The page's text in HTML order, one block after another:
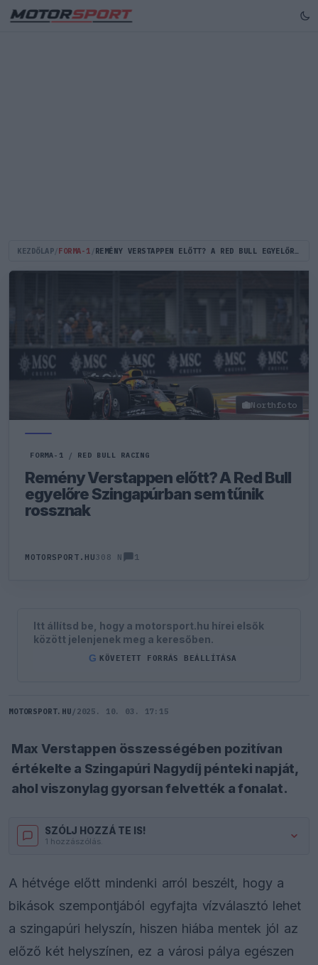
KEZDŐLAP FORMA-1 REMÉNY VERSTAPPEN ELŐTT? A RED BULL EGYELŐRE SZINGAPÚRBAN SEM TŰNIK ROSSZNAK
Northfoto
FORMA-1 / RED BULL RACING
Remény Verstappen előtt? A Red Bull
egyelőre Szingapúrban sem tűnik
rossznak
MOTORSPORT.HU308 N 1
Itt állítsd be, hogy a motorsport.hu hírei elsők
között jelenjenek meg a keresőben.
G KÖVETETT FORRÁS BEÁLLÍTÁSA
MOTORSPORT.HU / 2025. 10. 03. 17:15
Max Verstappen összességében pozitívan
értékelte a Szingapúri Nagydíj pénteki napját,
ahol viszonylag gyorsan felvették a fonalat.
SZÓLJ HOZZÁ TE IS!
1 hozzászólás.
A hétvége előtt mindenki arról beszélt, hogy a
bikások szempontjából egyfajta vízválasztó lehet
a szingapúri helyszín, hiszen hiába mentek jól az
előző két helyszínen, ez a városi pálya egészen